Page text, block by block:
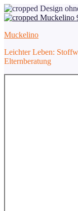
Zum
Inhalt
Muckelino
Leichter Leben:
Elternberatung